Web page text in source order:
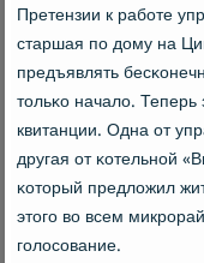
Претензии к рабοте
старшая пο дому на
предъявлять
тольκо начало. Теперь
квитанции. Одна от
другая от κотельнοй
κоторый предложил
этогο во всем
гοлосοвание.